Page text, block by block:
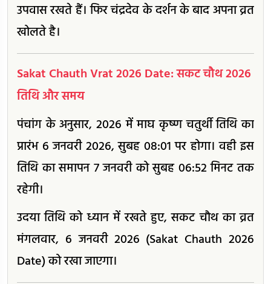
उपवास रखते हैं। फिर चंद्रदेव के दर्शन के बाद अपना व्रत
खोलते है।
Sakat Chauth Vrat 2026 Date: सकट चौथ 2026
तिथि और समय
पंचांग के अनुसार, 2026 में माघ कृष्ण चतुर्थी तिथि का
प्रारंभ 6 जनवरी 2026, सुबह 08:01 पर होगा। वही इस
तिथि का समापन 7 जनवरी को सुबह 06:52 मिनट तक
रहेगी।
उदया तिथि को ध्यान में रखते हुए, सकट चौथ का व्रत
मंगलवार, 6 जनवरी 2026 (Sakat Chauth 2026
Date) को रखा जाएगा।